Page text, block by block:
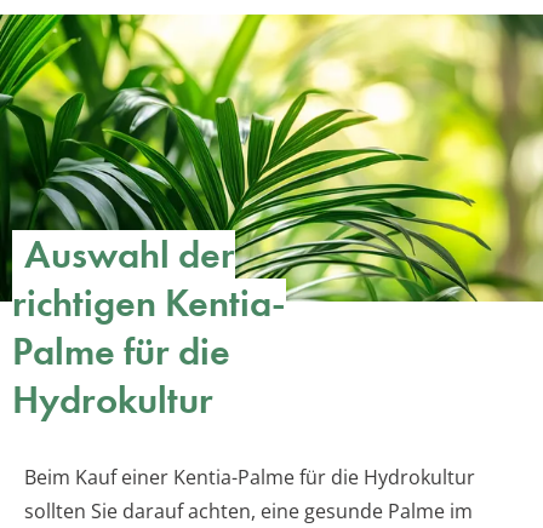
Auswahl der
richtigen Kentia-
Palme für die
Hydrokultur
Beim Kauf einer Kentia-Palme für die Hydrokultur
sollten Sie darauf achten, eine gesunde Palme im